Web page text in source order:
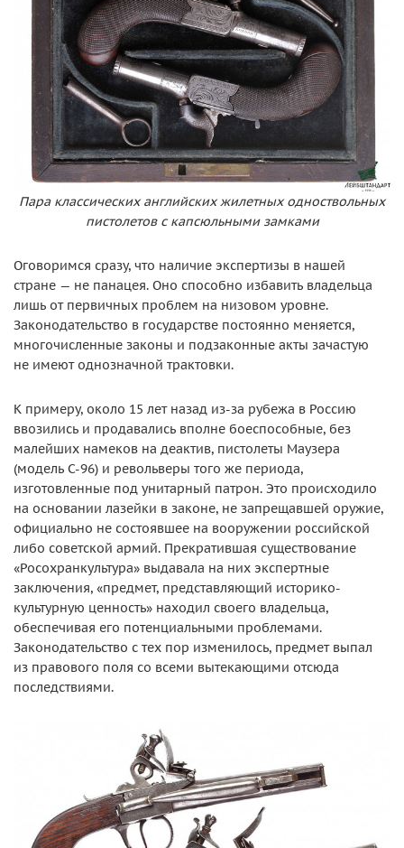
Пара классических английских жилетных одноствольных
пистолетов с капсюльными замками
Оговоримся сразу, что наличие экспертизы в нашей
стране — не панацея. Оно способно избавить владельца
лишь от первичных проблем на низовом уровне.
Законодательство в государстве постоянно меняется,
многочисленные законы и подзаконные акты зачастую
не имеют однозначной трактовки.
К примеру, около 15 лет назад из-за рубежа в Россию
ввозились и продавались вполне боеспособные, без
малейших намеков на деактив, пистолеты Маузера
(модель С-96) и револьверы того же периода,
изготовленные под унитарный патрон. Это происходило
на основании лазейки в законе, не запрещавшей оружие,
официально не состоявшее на вооружении российской
либо советской армий. Прекратившая существование
«Росохранкультура» выдавала на них экспертные
заключения, «предмет, представляющий историко-
культурную ценность» находил своего владельца,
обеспечивая его потенциальными проблемами.
Законодательство с тех пор изменилось, предмет выпал
из правового поля со всеми вытекающими отсюда
последствиями.